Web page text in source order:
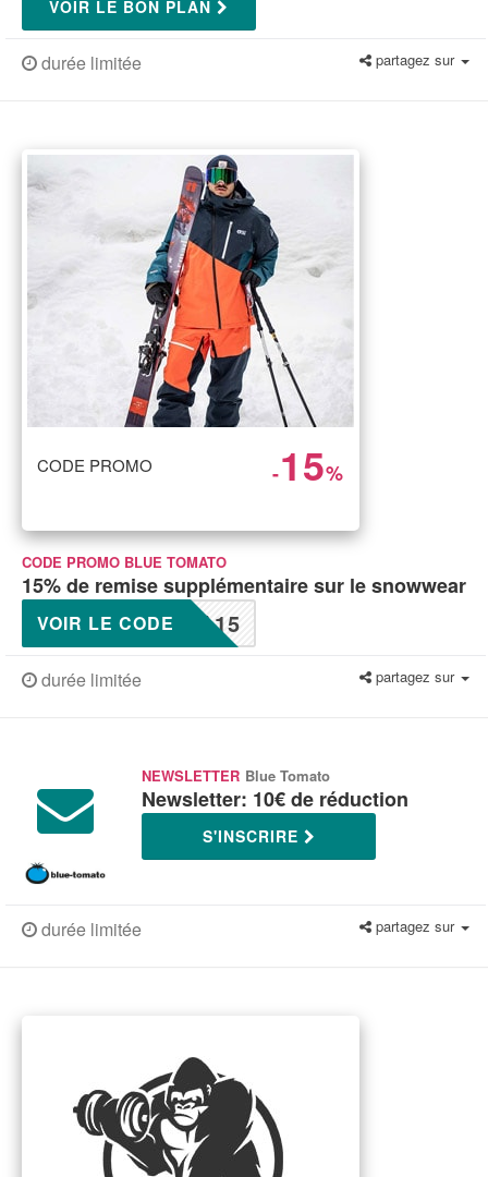
VOIR LE BON PLAN
durée limitée partagez sur
CODE PROMO -15%
CODE PROMO BLUE TOMATO
15% de remise supplémentaire sur le snowwear
A15
VOIR LE CODE
durée limitée partagez sur
NEWSLETTER Blue Tomato
Newsletter: 10€ de réduction
S'INSCRIRE
durée limitée partagez sur